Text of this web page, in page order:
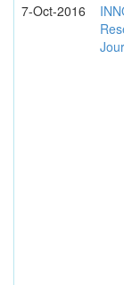
7-Oct-2016